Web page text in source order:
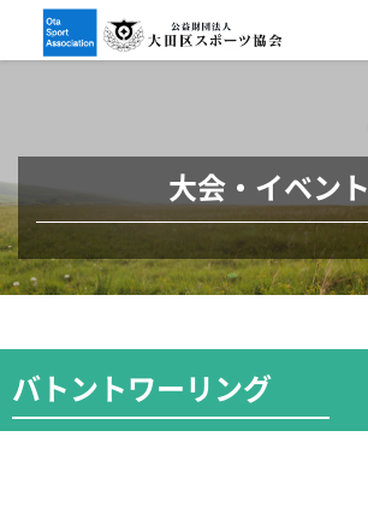
大会・イベント
バトントワーリング